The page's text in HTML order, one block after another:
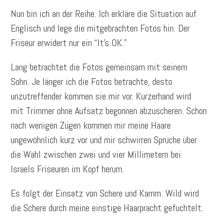
Nun bin ich an der Reihe. Ich erkläre die Situation auf
Englisch und lege die mitgebrachten Fotos hin. Der
Friseur erwidert nur ein “It’s OK.”
Lang betrachtet die Fotos gemeinsam mit seinem
Sohn. Je länger ich die Fotos betrachte, desto
unzutreffender kommen sie mir vor. Kurzerhand wird
mit Trimmer ohne Aufsatz begonnen abzuscheren. Schon
nach wenigen Zügen kommen mir meine Haare
ungewöhnlich kurz vor und mir schwirren Sprüche über
die Wahl zwischen zwei und vier Millimetern bei
Israels Friseuren im Kopf herum.
Es folgt der Einsatz von Schere und Kamm. Wild wird
die Schere durch meine einstige Haarpracht gefuchtelt.